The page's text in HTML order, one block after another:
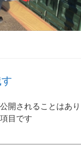
開されることはあり
目です